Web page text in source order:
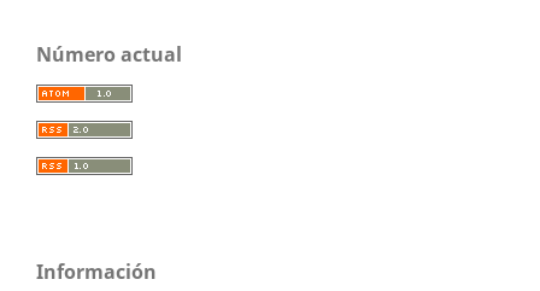
Número actual
Información